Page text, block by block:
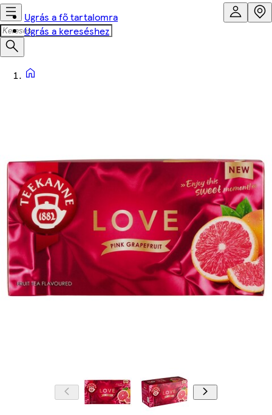
Ugrás a fő tartalomra
Ugrás a kereséshez